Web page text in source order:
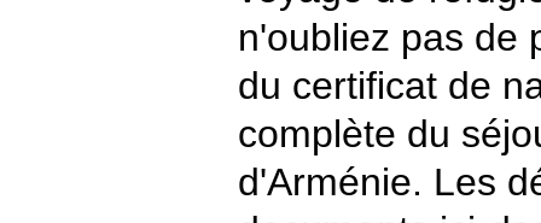
n'oubliez pas de
du certificat de
complète du
d'Arménie. Les